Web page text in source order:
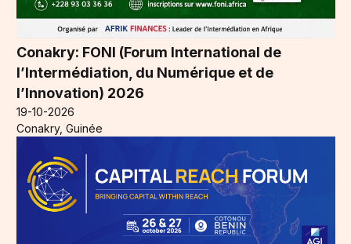
Conakry: FONI (Forum International de
l’Intermédiation, du Numérique et de
l’Innovation) 2026
19-10-2026
Conakry, Guinée